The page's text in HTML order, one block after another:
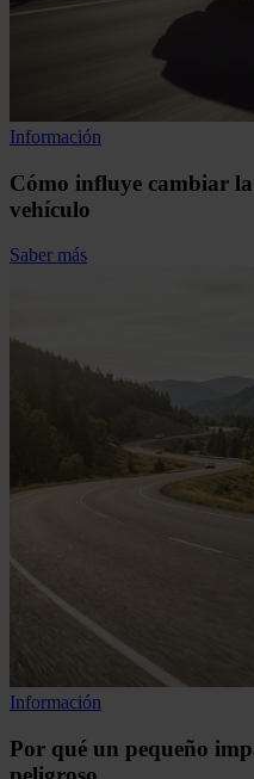
Información
Cómo influye cambiar
vehículo
Saber más
Información
Por qué un pequeño